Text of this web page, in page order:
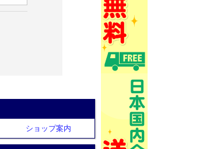
ショップ案内